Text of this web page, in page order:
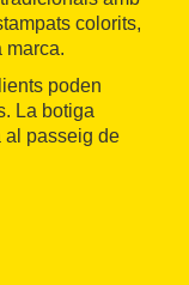
colorits,
marca.
poden
La botiga
al passeig de